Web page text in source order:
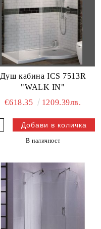
Душ кабина ICS 7513R
"WALK IN"
€618.35
1209.39лв.
В наличност